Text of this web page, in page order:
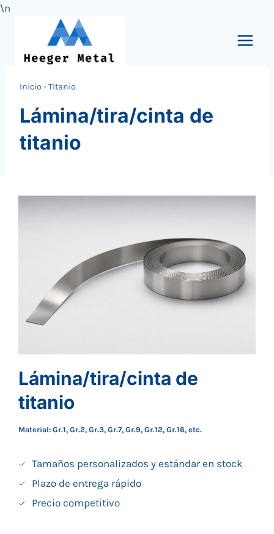
\n
Contenido
Inicio-Titanio
Lámina/tira/cinta de
titanio
Lámina/tira/cinta de
titanio
Material: Gr.1, Gr.2, Gr.3, Gr.7, Gr.9, Gr.12, Gr.16, etc.
Tamaños personalizados y estándar en stock
Plazo de entrega rápido
Precio competitivo